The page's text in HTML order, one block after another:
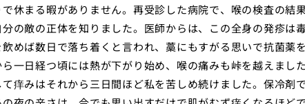
休まる暇がありません。再受診した病院で、喉の検査の結
の敵の正体を知りました。医師からは、この全身の発疹は
めば数日で落ち着くと言われ、藁にもすがる思いで抗菌薬
一日経つ頃には熱が下がり始め、喉の痛みも峠を越えまし
痒みはそれから三日間ほど私を苦しめ続けました。保冷剤